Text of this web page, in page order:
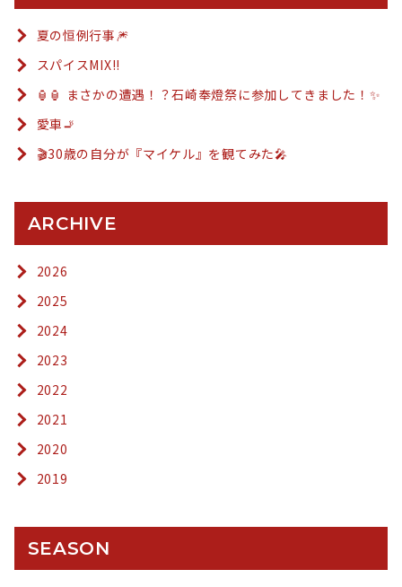
夏の恒例行事🎆
スパイスMIX!!
🏮🏮 まさかの遭遇！？石崎奉燈祭に参加してきました！✨
愛車🚬
🎬30歳の自分が『マイケル』を観てみた🎤
ARCHIVE
2026
2025
2024
2023
2022
2021
2020
2019
SEASON